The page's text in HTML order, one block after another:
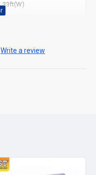
33ft(W)
Write a review